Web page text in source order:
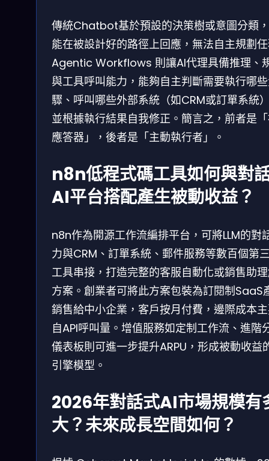
傳統Chatbot基於預設的決策樹或意圖分類
能在被設計好的路徑上回應，無法自主規劃
Agentic Workflows 則讓AI代理具備推理、
與工具呼叫能力，能夠自主判斷需要執行哪
驟、呼叫哪些外部系統（如CRM或訂單系統
並根據執行結果自我修正。簡言之，前者是
應答器」，後者是「主動執行者」。
n8n低程式碼工具如何與對
AI平台搭配產生被動收益？
n8n作為開源工作流編排平台，可將LLM的對
力與CRM、訂單系統、郵件服務等數百個第
工具串接，打造完整的客服自動化或銷售助
方案。創業者可將此方案包裝為訂閱制SaaS
銷售給中小企業，客戶按月付費，邊際成本
自API呼叫量。增值服務如定制工作流、進階
儀表板則可進一步提升ARPU，形成被動收益
引擎模型。
2026年對話式AI市場規模有
大？未來成長空間如何？